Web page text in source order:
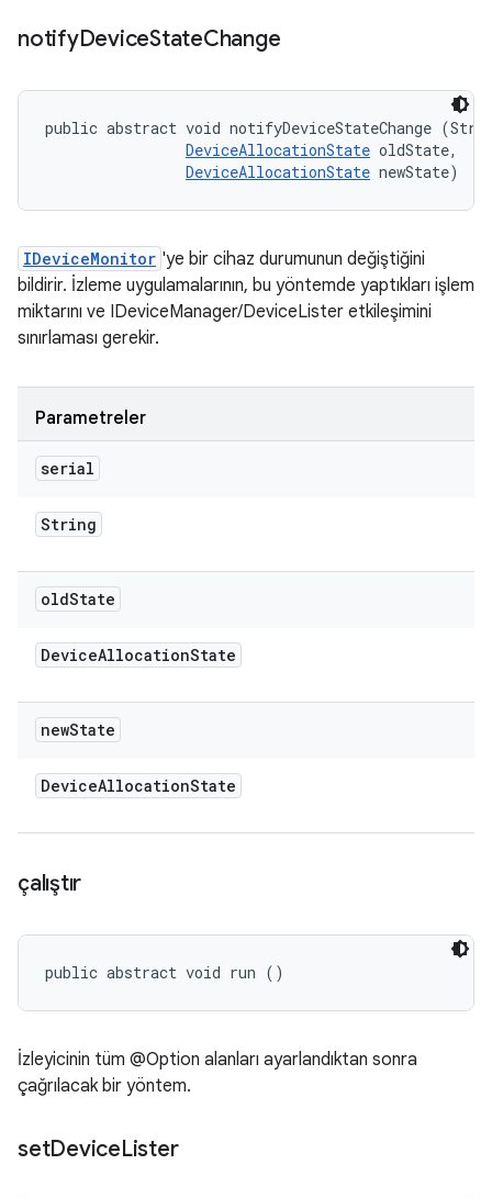
notifyDeviceStateChange
public abstract void notifyDeviceStateChange
DeviceAllocationState oldState,
DeviceAllocationState newState)
IDeviceMonitor 'ye bir cihaz durumunun değiştiğini
bildirir. İzleme uygulamalarının, bu yöntemde yaptıkları işlem
miktarını ve IDeviceManager/DeviceLister etkileşimini
sınırlaması gerekir.
Parametreler
serial
String
oldState
DeviceAllocationState
newState
DeviceAllocationState
çalıştır
public abstract void run ()
İzleyicinin tüm @Option alanları ayarlandıktan sonra
çağrılacak bir yöntem.
setDeviceLister